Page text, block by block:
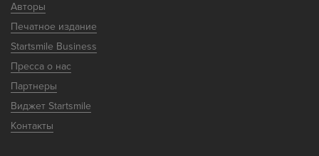
Авторы
Печатное издание
Startsmile Business
Пресса о нас
Партнеры
Виджет Startsmile
Контакты